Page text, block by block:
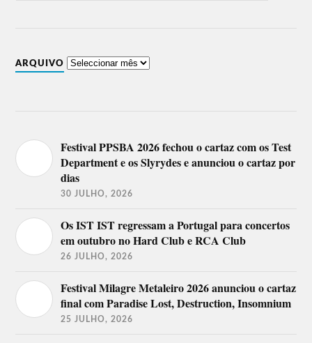
ARQUIVO
Festival PPSBA 2026 fechou o cartaz com os Test
Department e os Slyrydes e anunciou o cartaz por
dias
30 JULHO, 2026
Os IST IST regressam a Portugal para concertos
em outubro no Hard Club e RCA Club
26 JULHO, 2026
Festival Milagre Metaleiro 2026 anunciou o cartaz
final com Paradise Lost, Destruction, Insomnium
25 JULHO, 2026